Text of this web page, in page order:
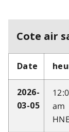
Cote air
Date
2026-
03-05
am
HNE